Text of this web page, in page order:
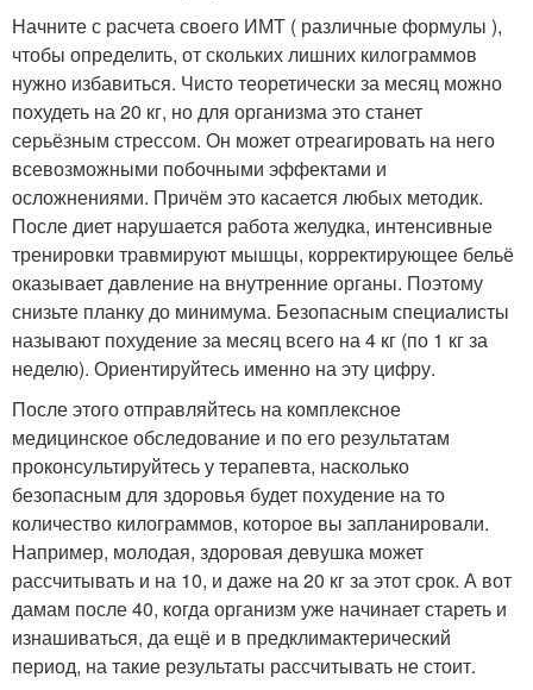
Начните с расчета своего ИМТ ( различные формулы ),
чтобы определить, от скольких лишних килограммов
нужно избавиться. Чисто теоретически за месяц можно
похудеть на 20 кг, но для организма это станет
серьёзным стрессом. Он может отреагировать на него
всевозможными побочными эффектами и
осложнениями. Причём это касается любых методик.
После диет нарушается работа желудка, интенсивные
тренировки травмируют мышцы, корректирующее бельё
оказывает давление на внутренние органы. Поэтому
снизьте планку до минимума. Безопасным специалисты
называют похудение за месяц всего на 4 кг (по 1 кг за
неделю). Ориентируйтесь именно на эту цифру.
После этого отправляйтесь на комплексное
медицинское обследование и по его результатам
проконсультируйтесь у терапевта, насколько
безопасным для здоровья будет похудение на то
количество килограммов, которое вы запланировали.
Например, молодая, здоровая девушка может
рассчитывать и на 10, и даже на 20 кг за этот срок. А вот
дамам после 40, когда организм уже начинает стареть и
изнашиваться, да ещё и в предклимактерический
период, на такие результаты рассчитывать не стоит.